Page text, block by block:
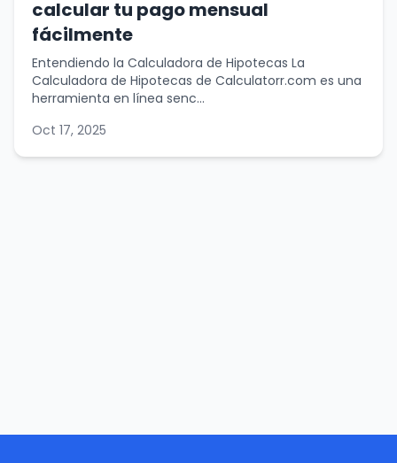
calcular tu pago mensual
fácilmente
Entendiendo la Calculadora de Hipotecas La
Calculadora de Hipotecas de Calculatorr.com es una
herramienta en línea senc...
Oct 17, 2025